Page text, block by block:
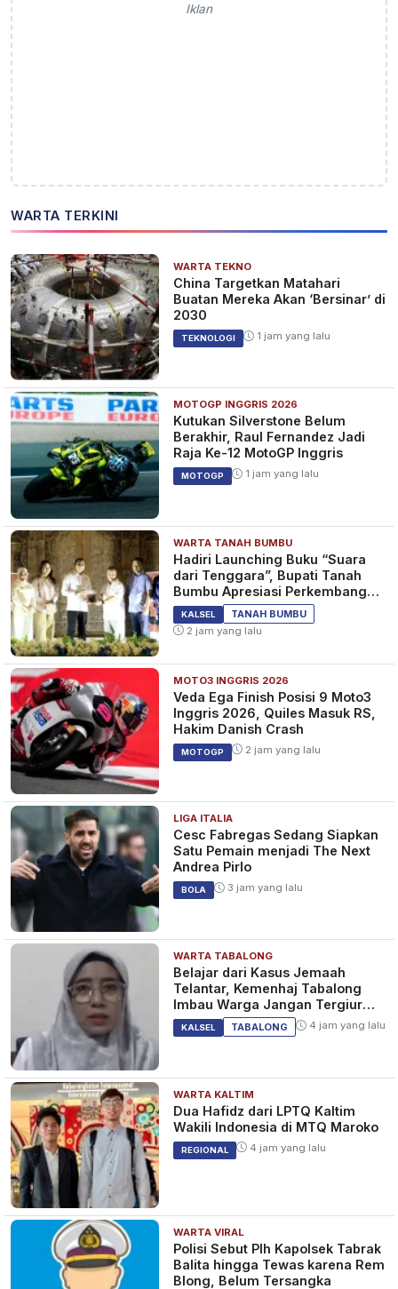
Iklan
WARTA TERKINI
WARTA TEKNO
China Targetkan Matahari
Buatan Mereka Akan ‘Bersinar’ di
2030
TEKNOLOGI 1 jam yang lalu
MOTOGP INGGRIS 2026
Kutukan Silverstone Belum
Berakhir, Raul Fernandez Jadi
Raja Ke-12 MotoGP Inggris
MOTOGP 1 jam yang lalu
WARTA TANAH BUMBU
Hadiri Launching Buku “Suara
dari Tenggara”, Bupati Tanah
Bumbu Apresiasi Perkembangan
Literasi di Bumi Bersujud
KALSEL
TANAH BUMBU
2 jam yang lalu
MOTO3 INGGRIS 2026
Veda Ega Finish Posisi 9 Moto3
Inggris 2026, Quiles Masuk RS,
Hakim Danish Crash
MOTOGP 2 jam yang lalu
LIGA ITALIA
Cesc Fabregas Sedang Siapkan
Satu Pemain menjadi The Next
Andrea Pirlo
BOLA 3 jam yang lalu
WARTA TABALONG
Belajar dari Kasus Jemaah
Telantar, Kemenhaj Tabalong
Imbau Warga Jangan Tergiur
Umrah Murah
KALSEL TABALONG 4 jam yang lalu
WARTA KALTIM
Dua Hafidz dari LPTQ Kaltim
Wakili Indonesia di MTQ Maroko
REGIONAL 4 jam yang lalu
WARTA VIRAL
Polisi Sebut Plh Kapolsek Tabrak
Balita hingga Tewas karena Rem
Blong, Belum Tersangka